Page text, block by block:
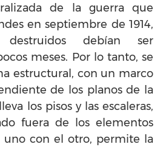
de la guerra que
en septiembre de 1914,
debían ser
meses. Por lo tanto, se
estructural, con un marco
de los planos de la
los pisos y las escaleras,
fuera de los elementos
uno con el otro, permite la